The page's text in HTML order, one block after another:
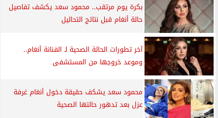
بكرة يوم مرتقب.. محمود سعد يكشف تفاصيل
حالة أنغام قبل نتائج التحاليل
آخر تطورات الحالة الصحية لـ الفنانة أنغام..
وموعد خروجها من المستشفى
محمود سعد يشكف حقيقة دخول أنغام غرفة
عزل بعد تدهور حالتها الصحية